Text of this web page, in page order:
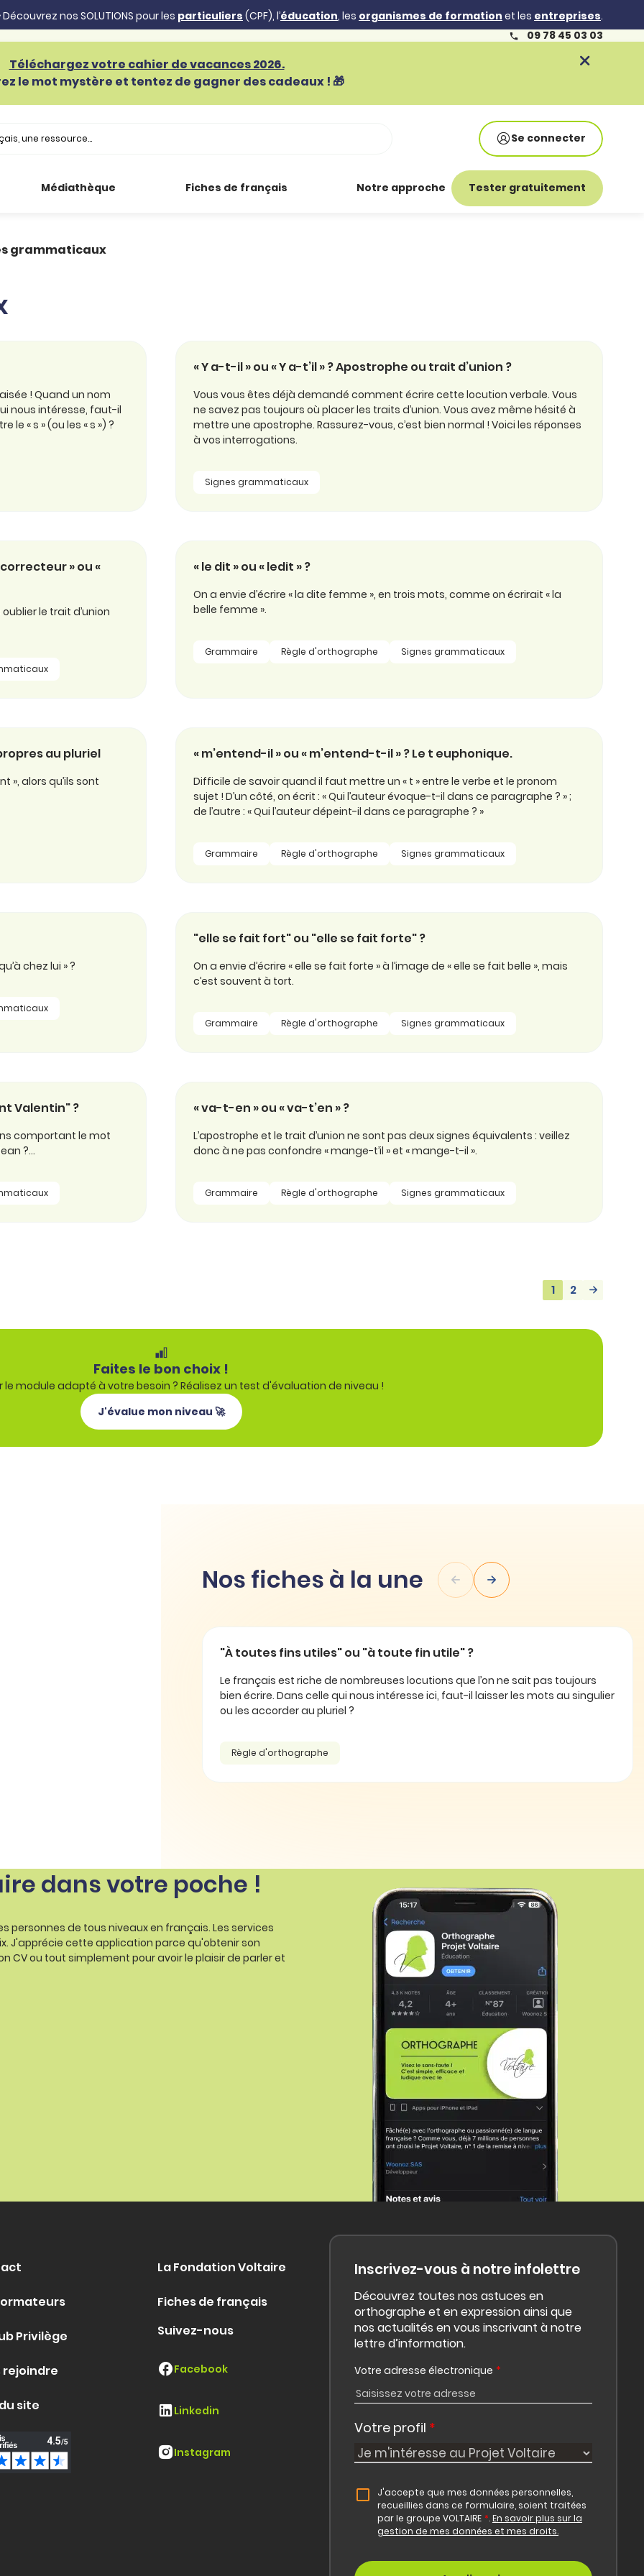
nos SOLUTIONS pour les particuliers (CPF), l’éducation, les organismes de formation et les entreprises.
09 78 45 03 03
Téléchargez votre cahier de vacances 2026.
le mot mystère et tentez de gagner des cadeaux ! 🎁
Se connecter
Médiathèque Fiches de français Notre approche Tester gratuitement
grammaticaux
! Quand un nom
nous intéresse, faut-il
le « s » (ou les « s ») ?
« Y a-t-il » ou « Y a-t’il » ? Apostrophe ou trait d’union ?
Vous vous êtes déjà demandé comment écrire cette locution verbale. Vous
ne savez pas toujours où placer les traits d’union. Vous avez même hésité à
mettre une apostrophe. Rassurez-vous, c’est bien normal ! Voici les réponses
à vos interrogations.
Signes grammaticaux
» ou «
le trait d’union
« le dit » ou « ledit » ?
On a envie d’écrire « la dite femme », en trois mots, comme on écrirait « la
belle femme ».
Grammaire Règle d'orthographe Signes grammaticaux
au pluriel
», alors qu’ils sont
« m’entend-il » ou « m’entend-t-il » ? Le t euphonique.
Difficile de savoir quand il faut mettre un « t » entre le verbe et le pronom
sujet ! D’un côté, on écrit : « Qui l’auteur évoque-t-il dans ce paragraphe ? » ;
de l’autre : « Qui l’auteur dépeint-il dans ce paragraphe ? »
Grammaire Règle d'orthographe Signes grammaticaux
chez lui » ?
"elle se fait fort" ou "elle se fait forte" ?
On a envie d’écrire « elle se fait forte » à l’image de « elle se fait belle », mais
c’est souvent à tort.
Grammaire Règle d'orthographe Signes grammaticaux
Valentin" ?
comportant le mot
?…
« va-t-en » ou « va-t’en » ?
L’apostrophe et le trait d’union ne sont pas deux signes équivalents : veillez
donc à ne pas confondre « mange-t’il » et « mange-t-il ».
Grammaire Règle d'orthographe Signes grammaticaux
1 2
Faites le bon choix !
le module adapté à votre besoin ? Réalisez un test d'évaluation de niveau !
J'évalue mon niveau 🚀
Nos fiches à la une
"À toutes fins utiles" ou "à toute fin utile" ?
Le français est riche de nombreuses locutions que l’on ne sait pas toujours
bien écrire. Dans celle qui nous intéresse ici, faut-il laisser les mots au singulier
ou les accorder au pluriel ?
Règle d'orthographe
dans votre poche !
personnes de tous niveaux en français. Les services
J'apprécie cette application parce qu'obtenir son
CV ou tout simplement pour avoir le plaisir de parler et
Inscrivez-vous à notre infolettre
Découvrez toutes nos astuces en
orthographe et en expression ainsi que
nos actualités en vous inscrivant à notre
lettre d’information.
Votre adresse électronique *
Votre profil *
J'accepte que mes données personnelles,
recueillies dans ce formulaire, soient traitées
par le groupe VOLTAIRE *.En savoir plus sur la
gestion de mes données et mes droits.
Privilège
rejoindre
site
La Fondation Voltaire
Fiches de français
Suivez-nous
Facebook
Linkedin
Instagram